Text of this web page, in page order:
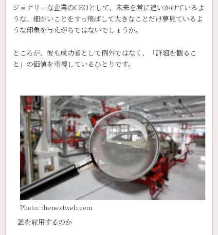
ジョナリーな企業のCEOとして、未来を常に追いかけているよ
うな、細かいことをすっ飛ばして大きなことだけ夢見ているよ
うな印象を与えがちではないでしょうか。
ところが、彼も成功者として例外ではなく、「詳細を観るこ
と」の価値を重視しているひとりです。
Photo: thenextweb.com
誰を雇用するのか